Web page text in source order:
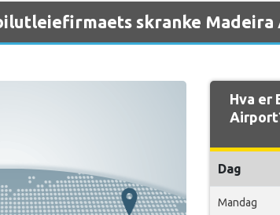
skranke
Hva er
Dag
Mandag